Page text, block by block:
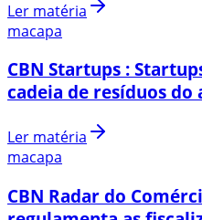
Ler matéria
macapa
CBN Startups :
cadeia de resíduos do
Ler matéria
macapa
CBN Radar do